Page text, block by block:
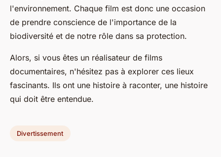
l'environnement. Chaque film est donc une occasion
de prendre conscience de l'importance de la
biodiversité et de notre rôle dans sa protection.
Alors, si vous êtes un réalisateur de films
documentaires, n'hésitez pas à explorer ces lieux
fascinants. Ils ont une histoire à raconter, une histoire
qui doit être entendue.
Divertissement